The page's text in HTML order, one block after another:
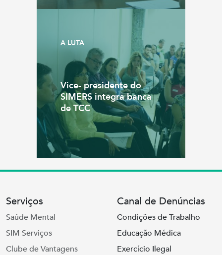
A LUTA
Vice- presidente do
SIMERS integra banca
de TCC
Serviços
Saúde Mental
SIM Serviços
Clube de Vantagens
Canal de Denúncias
Condições de Trabalho
Educação Médica
Exercício Ilegal